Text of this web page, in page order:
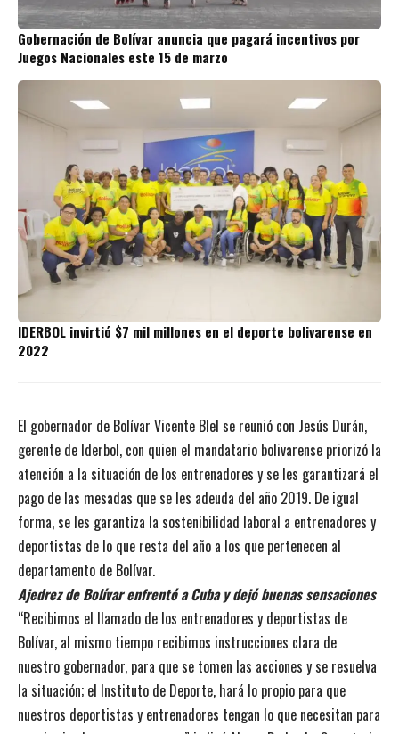
Gobernación de Bolívar anuncia que pagará incentivos por
Juegos Nacionales este 15 de marzo
IDERBOL invirtió $7 mil millones en el deporte bolivarense en
2022
El gobernador de Bolívar Vicente Blel se reunió con Jesús Durán,
gerente de Iderbol, con quien el mandatario bolivarense priorizó la
atención a la situación de los entrenadores y se les garantizará el
pago de las mesadas que se les adeuda del año 2019. De igual
forma, se les garantiza la sostenibilidad laboral a entrenadores y
deportistas de lo que resta del año a los que pertenecen al
departamento de Bolívar.
Ajedrez de Bolívar enfrentó a Cuba y dejó buenas sensaciones
“Recibimos el llamado de los entrenadores y deportistas de
Bolívar, al mismo tiempo recibimos instrucciones clara de
nuestro gobernador, para que se tomen las acciones y se resuelva
la situación; el Instituto de Deporte, hará lo propio para que
nuestros deportistas y entrenadores tengan lo que necesitan para